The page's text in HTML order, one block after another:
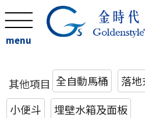
menu
其他項目 全自動馬桶 落
小便斗
埋壁水箱及面板